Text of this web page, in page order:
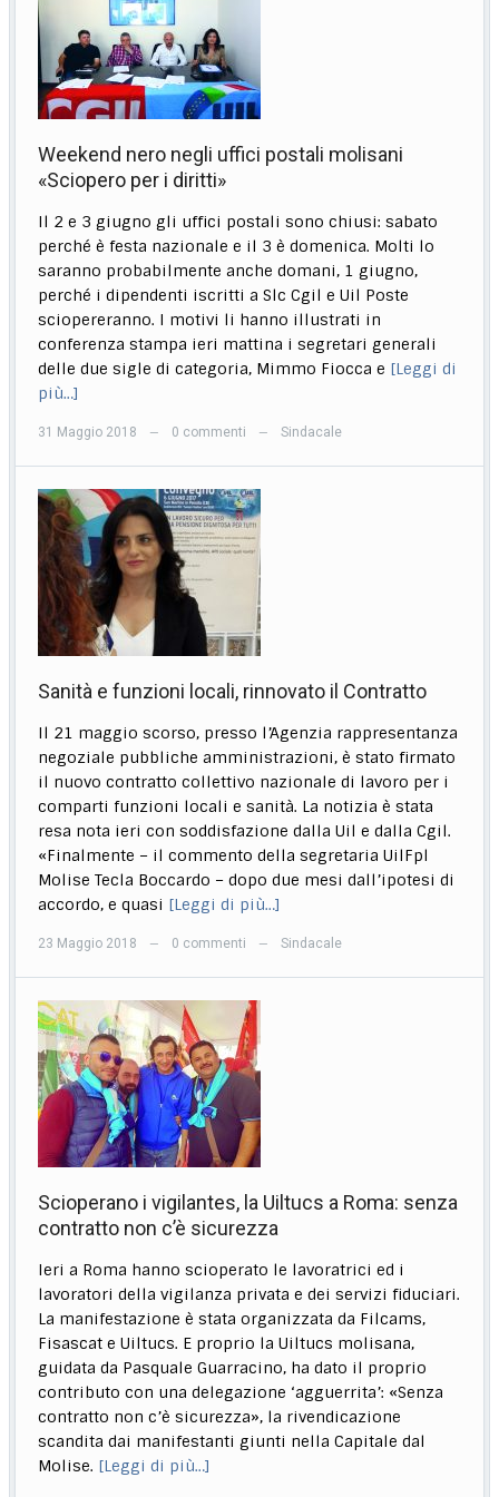
Weekend nero negli uffici postali molisani
«Sciopero per i diritti»
Il 2 e 3 giugno gli uffici postali sono chiusi: sabato
perché è festa nazionale e il 3 è domenica. Molti lo
saranno probabilmente anche domani, 1 giugno,
perché i dipendenti iscritti a Slc Cgil e Uil Poste
sciopereranno. I motivi li hanno illustrati in
conferenza stampa ieri mattina i segretari generali
delle due sigle di categoria, Mimmo Fiocca e [Leggi di
più…]
31 Maggio 2018 — 0 commenti — Sindacale
Sanità e funzioni locali, rinnovato il Contratto
Il 21 maggio scorso, presso l’Agenzia rappresentanza
negoziale pubbliche amministrazioni, è stato firmato
il nuovo contratto collettivo nazionale di lavoro per i
comparti funzioni locali e sanità. La notizia è stata
resa nota ieri con soddisfazione dalla Uil e dalla Cgil.
«Finalmente – il commento della segretaria UilFpl
Molise Tecla Boccardo – dopo due mesi dall’ipotesi di
accordo, e quasi [Leggi di più…]
23 Maggio 2018 — 0 commenti — Sindacale
Scioperano i vigilantes, la Uiltucs a Roma: senza
contratto non c’è sicurezza
Ieri a Roma hanno scioperato le lavoratrici ed i
lavoratori della vigilanza privata e dei servizi fiduciari.
La manifestazione è stata organizzata da Filcams,
Fisascat e Uiltucs. E proprio la Uiltucs molisana,
guidata da Pasquale Guarracino, ha dato il proprio
contributo con una delegazione ‘agguerrita’: «Senza
contratto non c’è sicurezza», la rivendicazione
scandita dai manifestanti giunti nella Capitale dal
Molise. [Leggi di più…]